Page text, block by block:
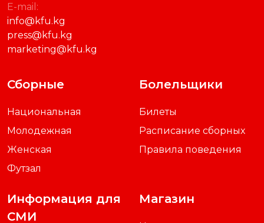
E-mail:
info@kfu.kg
press@kfu.kg
marketing@kfu.kg
Сборные
Национальная
Молодежная
Женская
Футзал
Болельщики
Билеты
Расписание сборных
Правила поведения
Информация для
СМИ
Магазин